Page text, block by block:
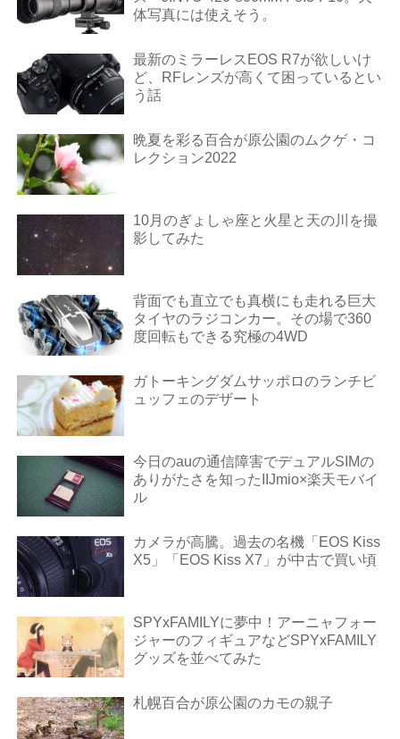
体写真には使えそう。
最新のミラーレスEOS R7が欲しいけ
ど、RFレンズが高くて困っているとい
う話
晩夏を彩る百合が原公園のムクゲ・コ
レクション2022
10月のぎょしゃ座と火星と天の川を撮
影してみた
背面でも直立でも真横にも走れる巨大
タイヤのラジコンカー。その場で360
度回転もできる究極の4WD
ガトーキングダムサッポロのランチビ
ュッフェのデザート
今日のauの通信障害でデュアルSIMの
ありがたさを知ったIIJmio×楽天モバイ
ル
カメラが高騰。過去の名機「EOS Kiss
X5」「EOS Kiss X7」が中古で買い頃
SPYxFAMILYに夢中！アーニャフォー
ジャーのフィギュアなどSPYxFAMILY
グッズを並べてみた
札幌百合が原公園のカモの親子